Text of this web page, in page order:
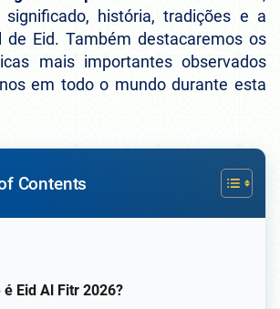
significado, história, tradições e a
de Eid. Também destacaremos os
mais importantes observados
em todo o mundo durante esta
Contents
é Eid Al Fitr 2026?